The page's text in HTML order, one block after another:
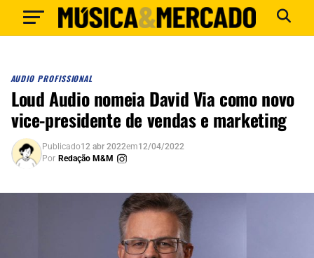
AUDIO PROFISSIONAL
Loud Audio nomeia David Via como novo
vice-presidente de vendas e marketing
Publicado12 abr 2022em12/04/2022
Por Redação M&M